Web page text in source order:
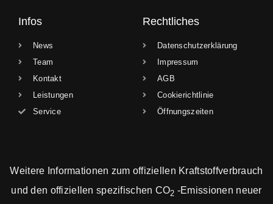
Infos
News
Team
Kontakt
Leistungen
Service
Rechtliches
Datenschutzerklärung
Impressum
AGB
Cookierichtlinie
Öffnungszeiten
Weitere Informationen zum offiziellen Kraftstoffverbrauch
und den offiziellen spezifischen CO2 -Emissionen neuer